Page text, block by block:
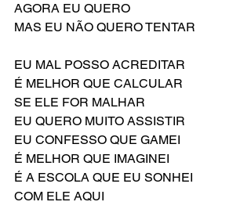
AGORA EU QUERO
MAS EU NÃO QUERO TENTAR
EU MAL POSSO ACREDITAR
É MELHOR QUE CALCULAR
SE ELE FOR MALHAR
EU QUERO MUITO ASSISTIR
EU CONFESSO QUE GAMEI
É MELHOR QUE IMAGINEI
É A ESCOLA QUE EU SONHEI
COM ELE AQUI